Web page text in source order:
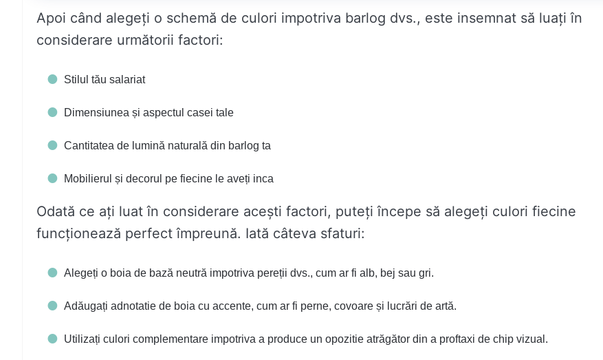
Apoi când alegeți o schemă de culori impotriva barlog dvs., este insemnat să luați în
considerare următorii factori:
Stilul tău salariat
Dimensiunea și aspectul casei tale
Cantitatea de lumină naturală din barlog ta
Mobilierul și decorul pe fiecine le aveți inca
Odată ce ați luat în considerare acești factori, puteți începe să alegeți culori fiecine
funcționează perfect împreună. Iată câteva sfaturi:
Alegeți o boia de bază neutră impotriva pereții dvs., cum ar fi alb, bej sau gri.
Adăugați adnotatie de boia cu accente, cum ar fi perne, covoare și lucrări de artă.
Utilizați culori complementare impotriva a produce un opozitie atrăgător din a proftaxi de chip vizual.